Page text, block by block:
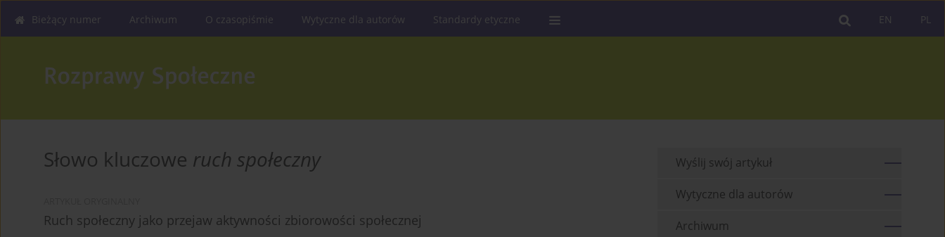
PL
EN
Bieżący numer Archiwum O czasopiśmie Wytyczne dla autorów Standardy etyczne
Słowo kluczowe ruch społeczny
Ruch społeczny jako przejaw aktywności zbiorowości społecznej
Wyślij swój artykuł
Wytyczne dla autorów
Archiwum